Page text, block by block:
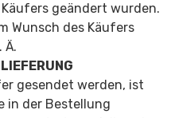
geändert wurden.
Wunsch des Käufers
Ä.
gesendet werden, ist
in der Bestellung